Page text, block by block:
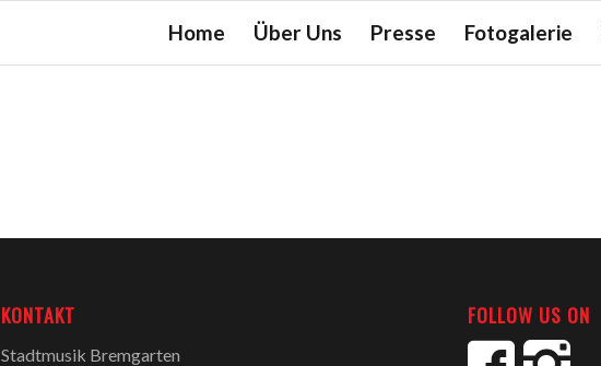
Home Über Uns Presse Fotogalerie
KONTAKT
Stadtmusik Bremgarten
FOLLOW US ON